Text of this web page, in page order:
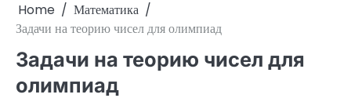
Home
Математика
Задачи на теорию чисел для олимпиад
Задачи на теорию чисел для
олимпиад